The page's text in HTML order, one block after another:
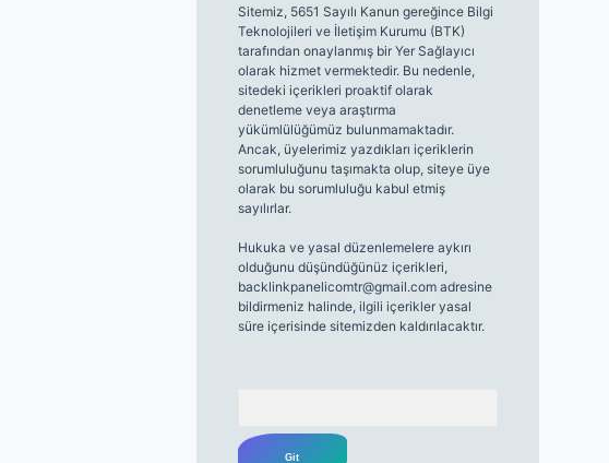
Sitemiz, 5651 Sayılı Kanun gereğince Bilgi
Teknolojileri ve İletişim Kurumu (BTK)
tarafından onaylanmış bir Yer Sağlayıcı
olarak hizmet vermektedir. Bu nedenle,
sitedeki içerikleri proaktif olarak
denetleme veya araştırma
yükümlülüğümüz bulunmamaktadır.
Ancak, üyelerimiz yazdıkları içeriklerin
sorumluluğunu taşımakta olup, siteye üye
olarak bu sorumluluğu kabul etmiş
sayılırlar.
Hukuka ve yasal düzenlemelere aykırı
olduğunu düşündüğünüz içerikleri,
backlinkpanelicomtr@gmail.comadresine
bildirmeniz halinde, ilgili içerikler yasal
süre içerisinde sitemizden kaldırılacaktır.